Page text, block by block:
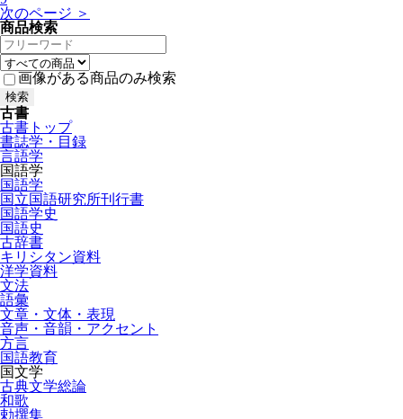
次のページ ＞
商品検索
画像がある商品のみ検索
古書
古書トップ
書誌学・目録
言語学
国語学
国語学
国立国語研究所刊行書
国語学史
国語史
古辞書
キリシタン資料
洋学資料
文法
語彙
文章・文体・表現
音声・音韻・アクセント
方言
国語教育
国文学
古典文学総論
和歌
勅撰集